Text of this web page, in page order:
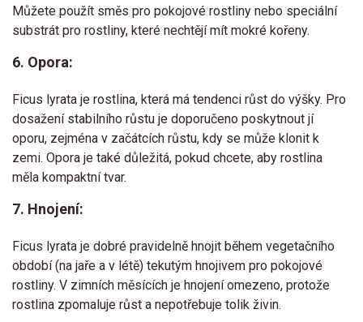
Můžete použít směs pro pokojové rostliny nebo speciální
substrát pro rostliny, které nechtějí mít mokré kořeny.
6. Opora:
Ficus lyrata je rostlina, která má tendenci růst do výšky. Pro
dosažení stabilního růstu je doporučeno poskytnout jí
oporu, zejména v začátcích růstu, kdy se může klonit k
zemi. Opora je také důležitá, pokud chcete, aby rostlina
měla kompaktní tvar.
7. Hnojení:
Ficus lyrata je dobré pravidelně hnojit během vegetačního
období (na jaře a v létě) tekutým hnojivem pro pokojové
rostliny. V zimních měsících je hnojení omezeno, protože
rostlina zpomaluje růst a nepotřebuje tolik živin.